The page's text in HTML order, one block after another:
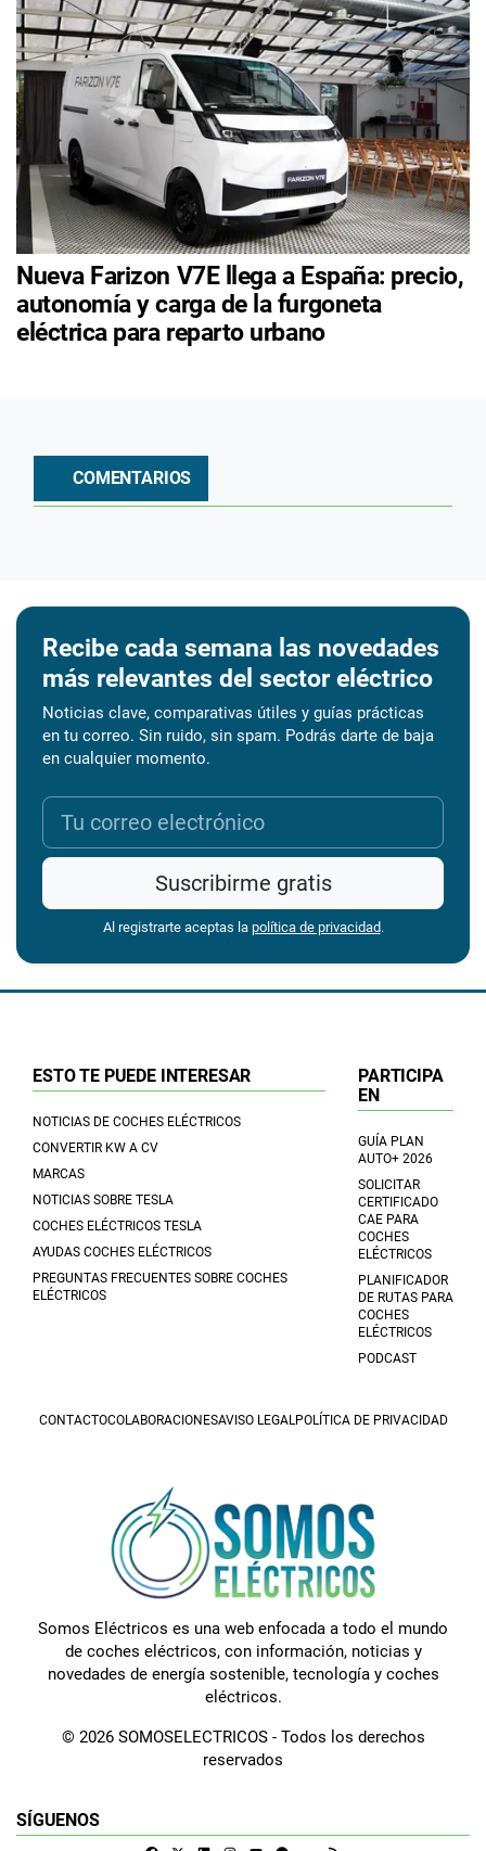
Nueva Farizon V7E llega a España: precio,
autonomía y carga de la furgoneta
eléctrica para reparto urbano
COMENTARIOS
Recibe cada semana las novedades
más relevantes del sector eléctrico
Noticias clave, comparativas útiles y guías prácticas
en tu correo. Sin ruido, sin spam. Podrás darte de baja
en cualquier momento.
Suscribirme gratis
Al registrarte aceptas la política de privacidad.
ESTO TE PUEDE INTERESAR
NOTICIAS DE COCHES ELÉCTRICOS
CONVERTIR KW A CV
MARCAS
NOTICIAS SOBRE TESLA
COCHES ELÉCTRICOS TESLA
AYUDAS COCHES ELÉCTRICOS
PREGUNTAS FRECUENTES SOBRE COCHES
ELÉCTRICOS
PARTICIPA
EN
GUÍA PLAN
AUTO+ 2026
SOLICITAR
CERTIFICADO
CAE PARA
COCHES
ELÉCTRICOS
PLANIFICADOR
DE RUTAS PARA
COCHES
ELÉCTRICOS
PODCAST
CONTACTOCOLABORACIONESAVISO LEGAL POLÍTICA DE PRIVACIDAD
Somos Eléctricos es una web enfocada a todo el mundo
de coches eléctricos, con información, noticias y
novedades de energía sostenible, tecnología y coches
eléctricos.
© 2026 SOMOSELECTRICOS - Todos los derechos
reservados
SÍGUENOS